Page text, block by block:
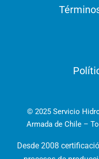
© 2025 Servicio
Armada de Chile –
Desde 2008